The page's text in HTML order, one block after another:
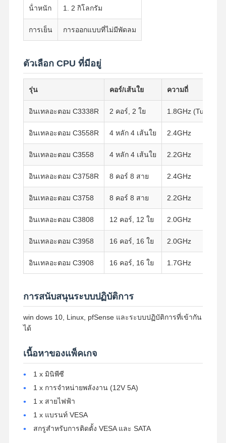
น้ําหนัก 1. 2 กิโลกรัม
การเย็น การออกแบบที่ไม่มีพัดลม
ตัวเลือก CPU ที่มีอยู่
รุ่น คอร์/เส้นใย ความถี่
อินเทลอะตอม C3338R 2 คอร์, 2 ใย 1.8GHz (Turbo ถึ
อินเทลอะตอม C3558R 4 หลัก 4 เส้นใย 2.4GHz
อินเทลอะตอม C3558 4 หลัก 4 เส้นใย 2.2GHz
อินเทลอะตอม C3758R 8 คอร์ 8 สาย 2.4GHz
อินเทลอะตอม C3758 8 คอร์ 8 สาย 2.2GHz
อินเทลอะตอม C3808 12 คอร์, 12 ใย 2.0GHz
อินเทลอะตอม C3958 16 คอร์, 16 ใย 2.0GHz
อินเทลอะตอม C3908 16 คอร์, 16 ใย 1.7GHz
การสนับสนุนระบบปฏิบัติการ
win dows 10, Linux, pfSense และระบบปฏิบัติการที่เข้ากัน
ได้
เนื้อหาของแพ็คเกจ
1 x มินิพีซี
1 x การจําหน่ายพลังงาน (12V 5A)
1 x สายไฟฟ้า
1 x แบรนท์ VESA
สกรูสําหรับการติดตั้ง VESA และ SATA